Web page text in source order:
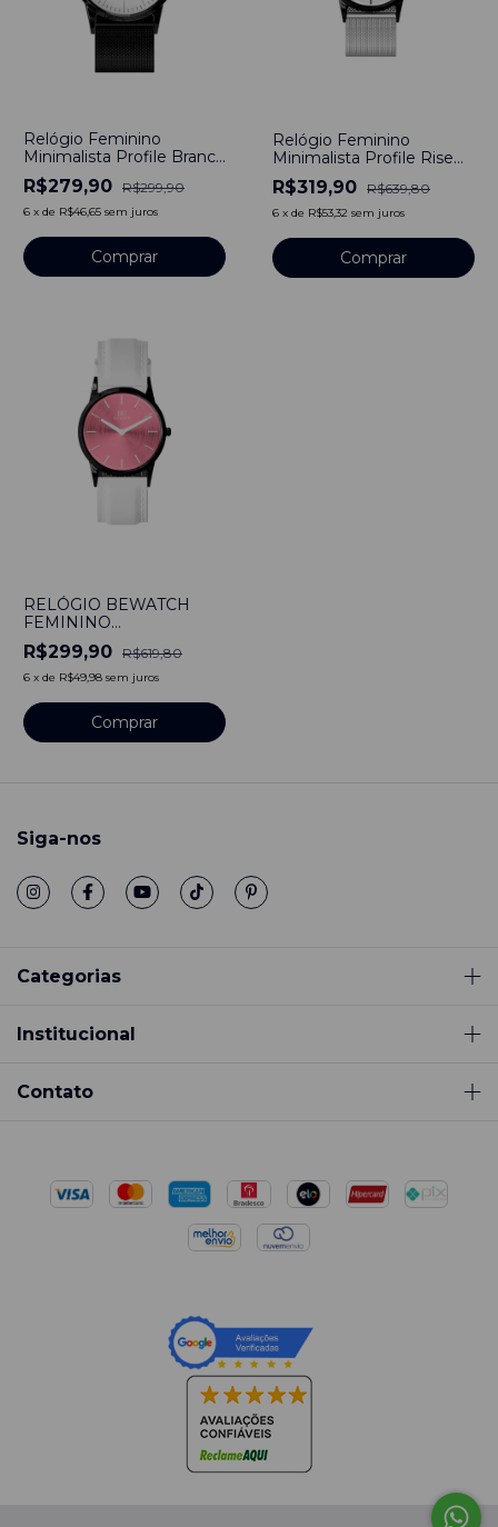
Relógio Feminino
Minimalista Profile Branco
Pulseira Preto 40mm
R$279,90 R$299,90
6 x de R$46,65 sem juros
Comprar
Relógio Feminino
Minimalista Profile Rise
Branco Pulseira de Aço
Prata 40mm Aço
Inoxidável banhado a
R$319,90 R$639,80
6 x de R$53,32 sem juros
Comprar
RELÓGIO BEWATCH
FEMININO
MINIMALISTA PULSEIRA
COURO BRANCO
PROFILE ROSA Aço
titânio
R$299,90 R$619,80
6 x de R$49,98 sem juros
Comprar
Siga-nos
Categorias
Institucional
Contato